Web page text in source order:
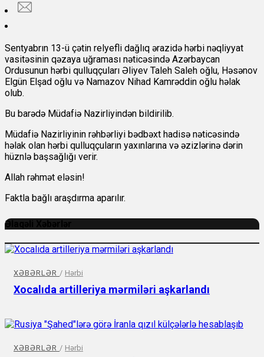
Sentyabrın 13-ü çətin relyefli dağlıq ərazidə hərbi nəqliyyat
vasitəsinin qəzaya uğraması nəticəsində Azərbaycan
Ordusunun hərbi qulluqçuları Əliyev Taleh Saleh oğlu, Həsənov
Elgün Elşad oğlu və Namazov Nihad Kamrəddin oğlu həlak
olub.
Bu barədə Müdafiə Nazirliyindən bildirilib.
Müdafiə Nazirliyinin rəhbərliyi bədbəxt hadisə nəticəsində
həlak olan hərbi qulluqçuların yaxınlarına və əzizlərinə dərin
hüznlə başsağlığı verir.
Allah rəhmət eləsin!
Faktla bağlı araşdırma aparılır.
Əlaqəli Xəbərlər
XƏBƏRLƏR / Hərbi
Xocalıda artilleriya mərmiləri aşkarlandı
XƏBƏRLƏR / Hərbi